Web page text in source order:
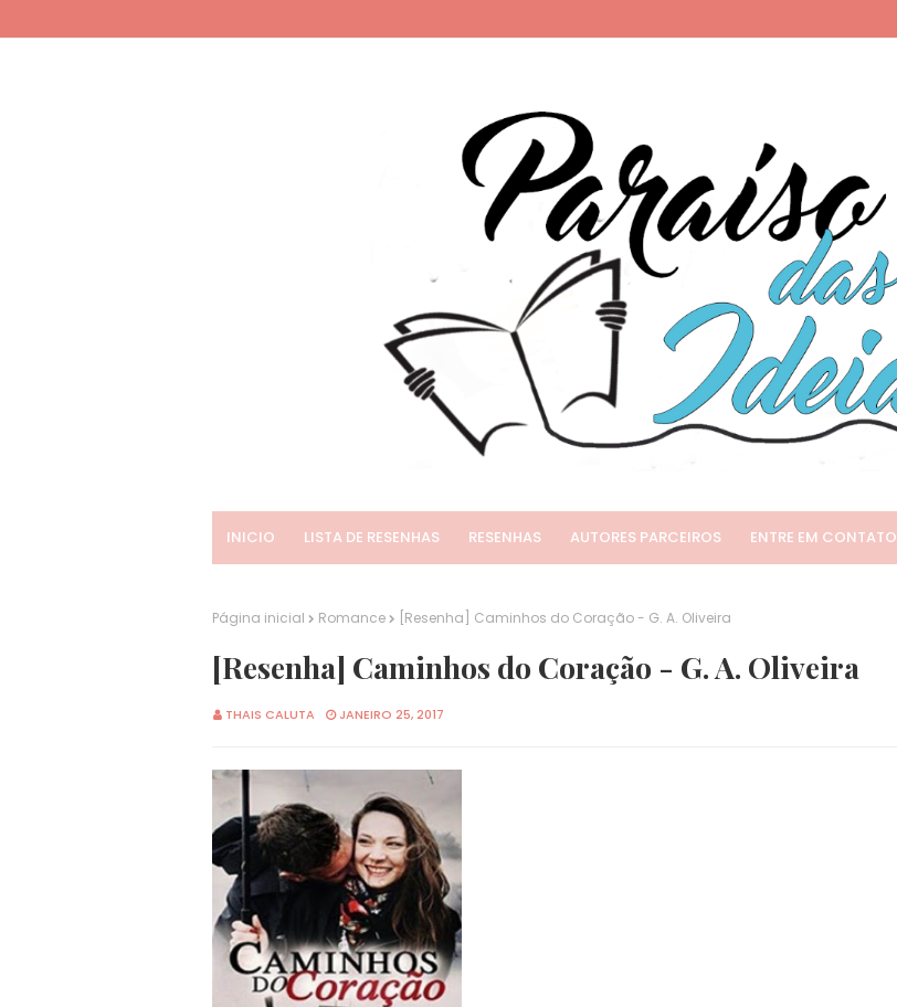
INICIO LISTA DE RESENHAS RESENHAS AUTORES PARCEIROS ENTRE EM CONTATO
Página inicial Romance [Resenha] Caminhos do Coração - G. A. Oliveira
[Resenha] Caminhos do Coração - G. A. Oliveira
THAIS CALUTA JANEIRO 25, 2017